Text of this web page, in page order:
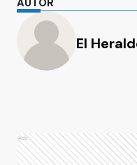
AUTOR
El
Ads